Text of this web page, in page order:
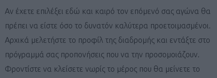
Αν έχετε επιλέξει εδώ και καιρό τον επόμενό σας αγώνα θα
πρέπει να είστε όσο το δυνατόν καλύτερα προετοιμασμένοι.
Αρχικά μελετήστε το προφίλ της διαδρομής και εντάξτε στο
πρόγραμμά σας προπονήσεις που να την προσομοιάζουν.
Φροντίστε να κλείσετε νωρίς το μέρος που θα μείνετε το